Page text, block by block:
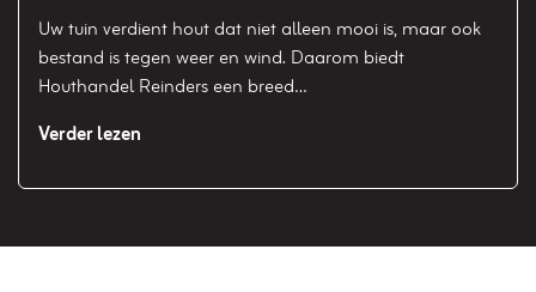
Uw tuin verdient hout dat niet alleen mooi is, maar ook
bestand is tegen weer en wind. Daarom biedt
Houthandel Reinders een breed…
Verder lezen